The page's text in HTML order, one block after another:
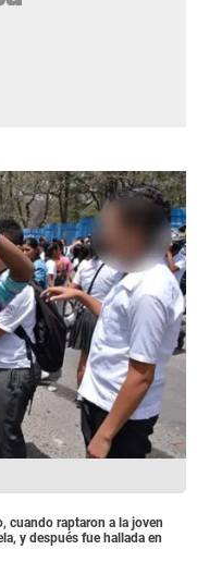
cuando raptaron a la joven
y después fue hallada en